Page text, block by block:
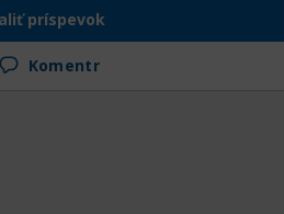
príspevok
Komentr